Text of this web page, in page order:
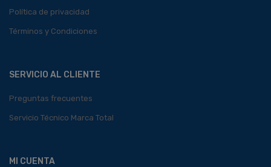
Política de privacidad
Términos y Condiciones
SERVICIO AL CLIENTE
Preguntas frecuentes
Servicio Técnico Marca Total
MI CUENTA